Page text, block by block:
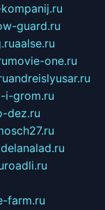
guard.ru
aalse.ru
movie-one.ru
andreislyusar.ru
i-grom.ru
dez.ru
delanalad.ru
roadli.ru
farm.ru